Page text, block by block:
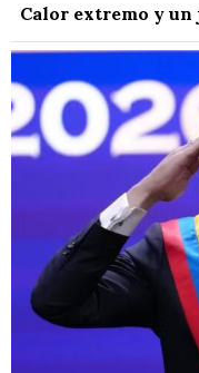
Calor extremo y